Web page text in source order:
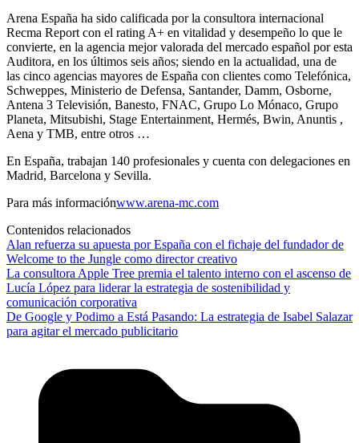
Arena España ha sido calificada por la consultora internacional
Recma Report con el rating A+ en vitalidad y desempeño lo que le
convierte, en la agencia mejor valorada del mercado español por esta
Auditora, en los últimos seis años; siendo en la actualidad, una de
las cinco agencias mayores de España con clientes como Telefónica,
Schweppes, Ministerio de Defensa, Santander, Damm, Osborne,
Antena 3 Televisión, Banesto, FNAC, Grupo Lo Mónaco, Grupo
Planeta, Mitsubishi, Stage Entertainment, Hermés, Bwin, Anuntis ,
Aena y TMB, entre otros …
En España, trabajan 140 profesionales y cuenta con delegaciones en
Madrid, Barcelona y Sevilla.
Para más informaciónwww.arena-mc.com
Contenidos relacionados
Alan refuerza su apuesta por España con el fichaje del fundador de
Welcome to the Jungle como director creativo
La consultora Apple Tree premia el talento interno con el ascenso de
Lucía López para liderar la estrategia de sostenibilidad y
comunicación corporativa
De Google y Podimo a Está Pasando: La estrategia de Isabel Salazar
para agitar el mercado publicitario